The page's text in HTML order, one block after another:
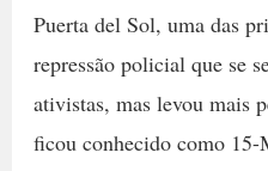
Puerta del Sol, uma das
repressão policial que se
ativistas, mas levou mais
ficou conhecido como